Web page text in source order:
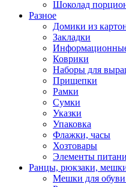
Шоколад
Разное
Домики из
Закладки
Коврики
Наборы для
Прищепки
Рамки
Сумки
Указки
Упаковка
Флажки, часы
Хозтовары
Элементы
Ранцы, рюкзаки,
Мешки для